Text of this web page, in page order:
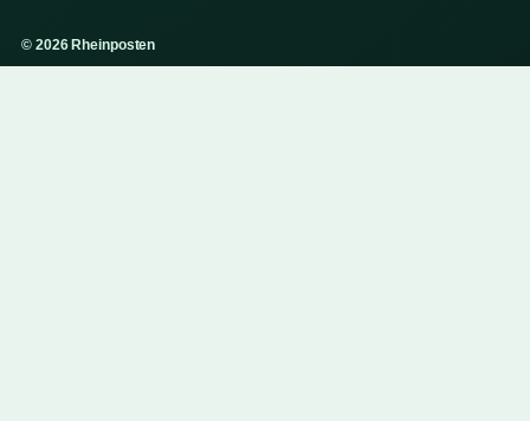
© 2026 Rheinposten